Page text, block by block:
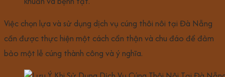
Việc chọn lựa và sử dụng dịch vụ cúng thôi nôi tại Đà Nẵng
cần được thực hiện một cách cẩn thận và chu đáo để đảm
bảo một lễ cúng thành công và ý nghĩa.